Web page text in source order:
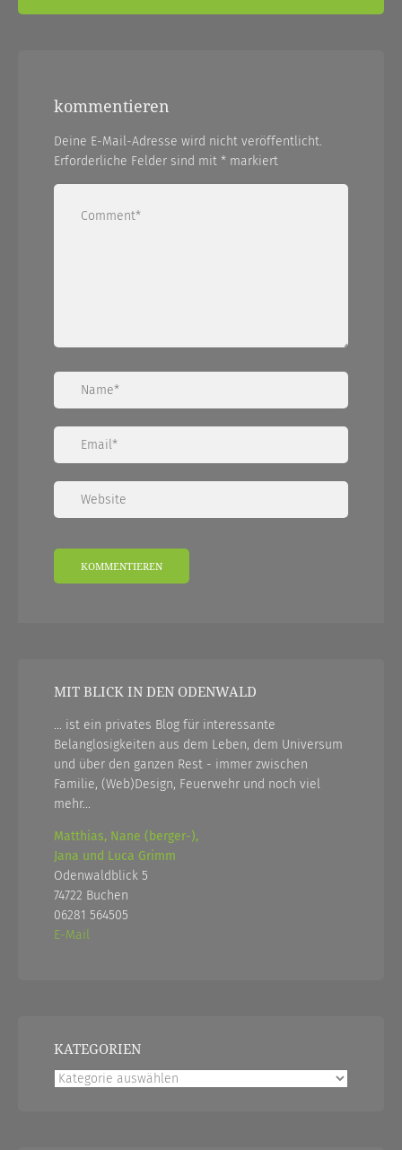
kommentieren
Deine E-Mail-Adresse wird nicht veröffentlicht.
Erforderliche Felder sind mit * markiert
MIT BLICK IN DEN ODENWALD
... ist ein privates Blog für interessante
Belanglosigkeiten aus dem Leben, dem Universum
und über den ganzen Rest - immer zwischen
Familie, (Web)Design, Feuerwehr und noch viel
mehr...
Matthias, Nane (berger-),
Jana und Luca Grimm
Odenwaldblick 5
74722 Buchen
06281 564505
E-Mail
KATEGORIEN
Kategorien